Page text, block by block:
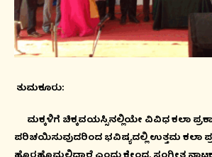
ತುಮಕೂರು:
ಮಕ್ಕಳಿಗೆ ಚಿಕ್ಕವಯಸ್ಸಿನಲ್ಲಿಯೇ ವಿವಿಧ ಕಲಾ
ಪರಿಚಯಿಸುವುದರಿಂದ ಭವಿಷ್ಯದಲ್ಲಿ ಉತ್ತಮ ಕಲಾ